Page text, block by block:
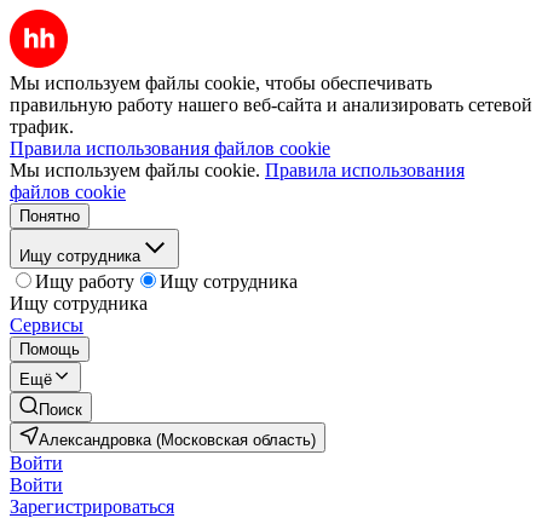
Мы используем файлы cookie, чтобы обеспечивать
правильную работу нашего веб-сайта и анализировать сетевой
трафик.
Правила использования файлов cookie
Мы используем файлы cookie. Правила использования
файлов cookie
Понятно
Ищу сотрудника
Ищу работу
Ищу сотрудника
Ищу сотрудника
Сервисы
Помощь
Ещё
Поиск
Александровка (Московская область)
Войти
Войти
Зарегистрироваться